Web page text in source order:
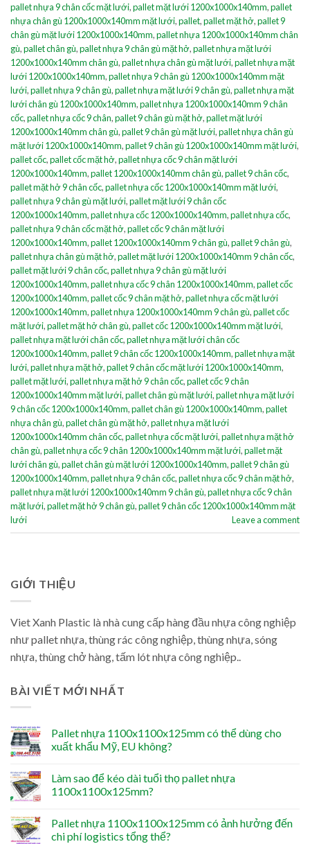
pallet nhựa 9 chân cốc mặt lưới,pallet mặt lưới 1200x1000x140mm,pallet
nhựa chân gù 1200x1000x140mm mặt lưới,pallet,pallet mặt hở,pallet 9
chân gù mặt lưới 1200x1000x140mm,pallet nhựa 1200x1000x140mm chân
gù,pallet chân gù,pallet nhựa 9 chân gù mặt hở,pallet nhựa mặt lưới
1200x1000x140mm chân gù,pallet nhựa chân gù mặt lưới,pallet nhựa mặt
lưới 1200x1000x140mm,pallet nhựa 9 chân gù 1200x1000x140mm mặt
lưới,pallet nhựa 9 chân gù,pallet nhựa mặt lưới 9 chân gù,pallet nhựa mặt
lưới chân gù 1200x1000x140mm,pallet nhựa 1200x1000x140mm 9 chân
cốc,pallet nhựa cốc 9 chân,pallet 9 chân gù mặt hở,pallet mặt lưới
1200x1000x140mm chân gù,pallet 9 chân gù mặt lưới,pallet nhựa chân gù
mặt lưới 1200x1000x140mm,pallet 9 chân gù 1200x1000x140mm mặt lưới,
pallet cốc,pallet cốc mặt hở,pallet nhựa cốc 9 chân mặt lưới
1200x1000x140mm,pallet 1200x1000x140mm chân gù,pallet 9 chân cốc,
pallet mặt hở 9 chân cốc,pallet nhựa cốc 1200x1000x140mm mặt lưới,
pallet nhựa 9 chân gù mặt lưới,pallet mặt lưới 9 chân cốc
1200x1000x140mm,pallet nhựa cốc 1200x1000x140mm,pallet nhựa cốc,
pallet nhựa 9 chân cốc mặt hở,pallet cốc 9 chân mặt lưới
1200x1000x140mm,pallet 1200x1000x140mm 9 chân gù,pallet 9 chân gù,
pallet nhựa chân gù mặt hở,pallet mặt lưới 1200x1000x140mm 9 chân cốc,
pallet mặt lưới 9 chân cốc,pallet nhựa 9 chân gù mặt lưới
1200x1000x140mm,pallet nhựa cốc 9 chân 1200x1000x140mm,pallet cốc
1200x1000x140mm,pallet cốc 9 chân mặt hở,pallet nhựa cốc mặt lưới
1200x1000x140mm,pallet nhựa 1200x1000x140mm 9 chân gù,pallet cốc
mặt lưới,pallet mặt hở chân gù,pallet cốc 1200x1000x140mm mặt lưới,
pallet nhựa mặt lưới chân cốc,pallet nhựa mặt lưới chân cốc
1200x1000x140mm,pallet 9 chân cốc 1200x1000x140mm,pallet nhựa mặt
lưới,pallet nhựa mặt hở,pallet 9 chân cốc mặt lưới 1200x1000x140mm,
pallet mặt lưới,pallet nhựa mặt hở 9 chân cốc,pallet cốc 9 chân
1200x1000x140mm mặt lưới,pallet chân gù mặt lưới,pallet nhựa mặt lưới
9 chân cốc 1200x1000x140mm,pallet chân gù 1200x1000x140mm,pallet
nhựa chân gù,pallet chân gù mặt hở,pallet nhựa mặt lưới
1200x1000x140mm chân cốc,pallet nhựa cốc mặt lưới,pallet nhựa mặt hở
chân gù,pallet nhựa cốc 9 chân 1200x1000x140mm mặt lưới,pallet mặt
lưới chân gù,pallet chân gù mặt lưới 1200x1000x140mm,pallet 9 chân gù
1200x1000x140mm,pallet nhựa 9 chân cốc,pallet nhựa cốc 9 chân mặt hở,
pallet nhựa mặt lưới 1200x1000x140mm 9 chân gù,pallet nhựa cốc 9 chân
mặt lưới,pallet mặt hở 9 chân gù,pallet 9 chân cốc 1200x1000x140mm mặt
lưới
Leave a comment
GIỚI THIỆU
Viet Xanh Plastic là nhà cung cấp hàng đầu nhựa công nghiệp
như pallet nhựa, thùng rác công nghiệp, thùng nhựa, sóng
nhựa, thùng chở hàng, tấm lót nhựa công nghiệp..
BÀI VIẾT MỚI NHẤT
Pallet nhựa 1100x1100x125mm có thể dùng cho
xuất khẩu Mỹ, EU không?
Làm sao để kéo dài tuổi thọ pallet nhựa
1100x1100x125mm?
Pallet nhựa 1100x1100x125mm có ảnh hưởng đến
chi phí logistics tổng thể?